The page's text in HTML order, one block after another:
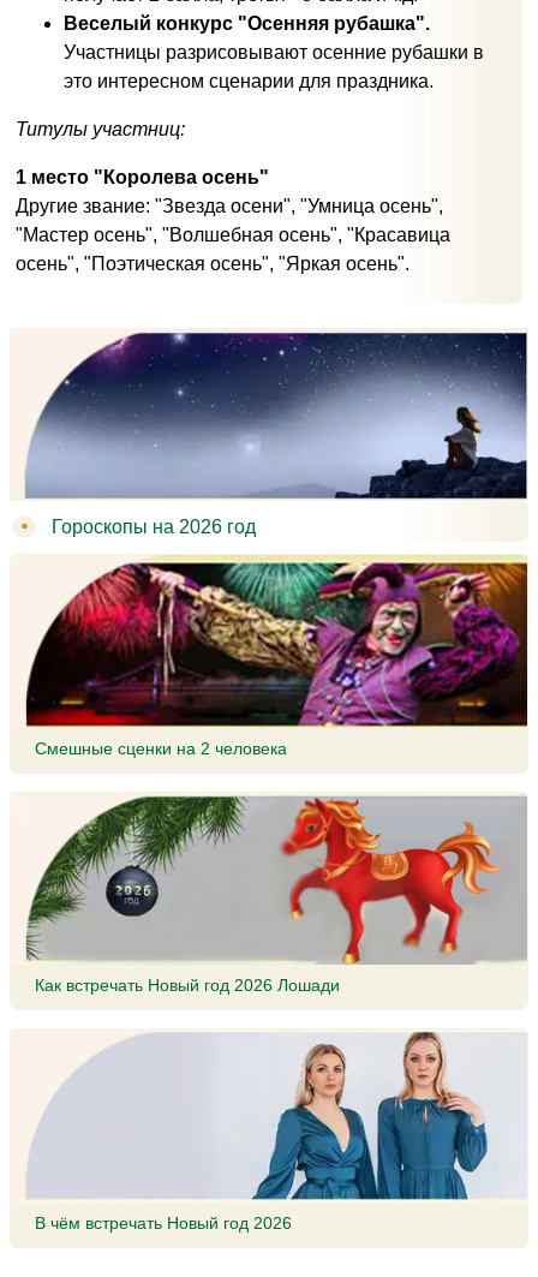
Веселый конкурс "Осенняя рубашка".
Участницы разрисовывают осенние рубашки в
это интересном сценарии для праздника.
Титулы участниц:
1 место "Королева осень"
Другие звание: "Звезда осени", "Умница осень",
"Мастер осень", "Волшебная осень", "Красавица
осень", "Поэтическая осень", "Яркая осень".
Гороскопы на 2026 год
Смешные сценки на 2 человека
Как встречать Новый год 2026 Лошади
В чём встречать Новый год 2026